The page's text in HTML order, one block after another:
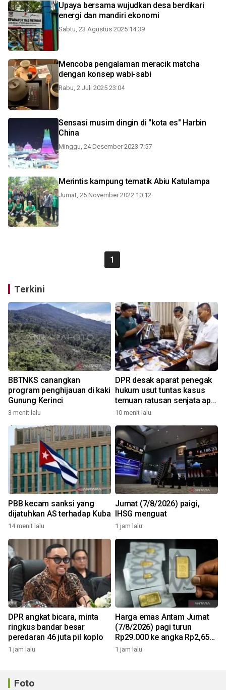
Upaya bersama wujudkan desa berdikari
energi dan mandiri ekonomi
Sabtu, 23 Agustus 2025 14:39
Mencoba pengalaman meracik matcha
dengan konsep wabi-sabi
Rabu, 2 Juli 2025 23:04
Sensasi musim dingin di "kota es" Harbin
China
Minggu, 24 Desember 2023 7:57
Merintis kampung tematik Abiu Katulampa
Jumat, 25 November 2022 10:12
1
Terkini
BBTNKS canangkan
program penghijauan di kaki
Gunung Kerinci
3 menit lalu
DPR desak aparat penegak
hukum usut tuntas kasus
temuan ratusan senjata api
di sekolah
10 menit lalu
PBB kecam sanksi yang
dijatuhkan AS terhadap Kuba
14 menit lalu
Jumat (7/8/2026) paigi,
IHSG menguat
1 jam lalu
DPR angkat bicara, minta
ringkus bandar besar
peredaran 46 juta pil koplo
1 jam lalu
Harga emas Antam Jumat
(7/8/2026) pagi turun
Rp29.000 ke angka Rp2,650
juta/gr
1 jam lalu
Foto